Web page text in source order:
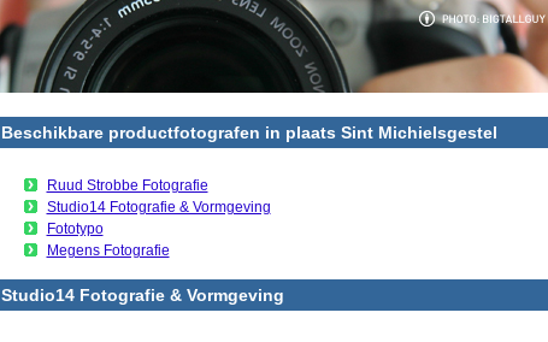
Beschikbare productfotografen in plaats Sint Michielsgestel
Ruud Strobbe Fotografie
Studio14 Fotografie & Vormgeving
Fototypo
Megens Fotografie
Studio14 Fotografie & Vormgeving